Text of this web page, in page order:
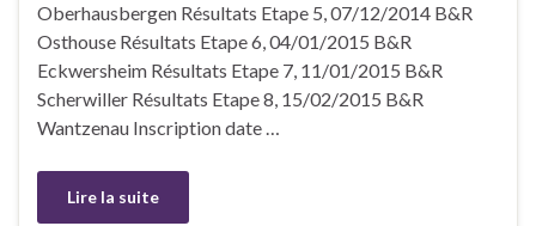
Oberhausbergen Résultats Etape 5, 07/12/2014 B&R
Osthouse Résultats Etape 6, 04/01/2015 B&R
Eckwersheim Résultats Etape 7, 11/01/2015 B&R
Scherwiller Résultats Etape 8, 15/02/2015 B&R
Wantzenau Inscription date …
Lire la suite